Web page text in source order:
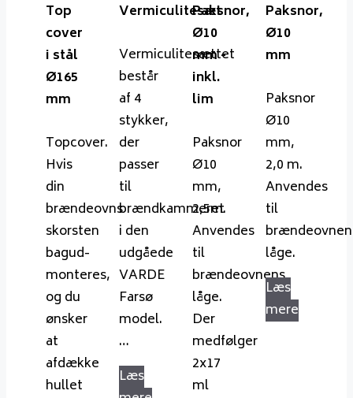
Top
cover
i stål
Ø165
mm
Topcover.
Hvis
din
brændeovns
skorsten
bagud-
monteres,
og du
ønsker
at
afdække
hullet
Vermiculitesæt
Vermiculitesættet
består
af 4
stykker,
der
passer
til
brændkammeret
i den
udgåede
VARDE
Farsø
model.
…
Læs
Paksnor,
Ø10
mm -
inkl.
lim
Paksnor
Ø10
mm,
2,5m.
Anvendes
til
brændeovnens
låge.
Der
medfølger
2x17
ml
Paksnor,
Ø10
mm
Paksnor
Ø10
mm,
2,0 m.
Anvendes
til
låge.
Læs
mere